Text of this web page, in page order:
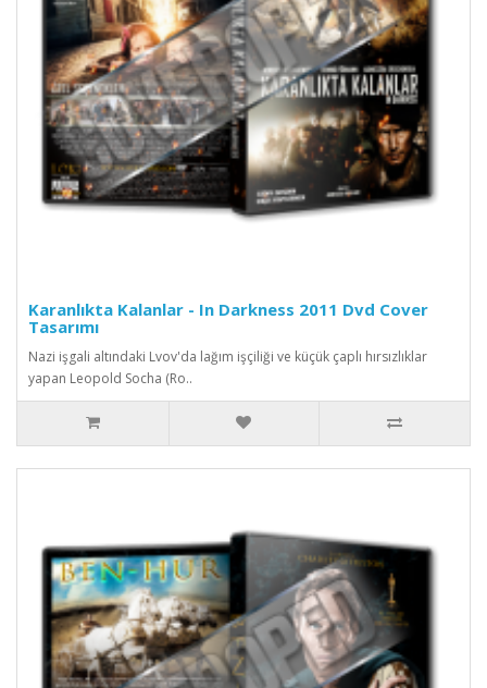
Karanlıkta Kalanlar - In Darkness 2011 Dvd Cover
Tasarımı
Nazi işgali altındaki Lvov'da lağım işçiliği ve küçük çaplı hırsızlıklar
yapan Leopold Socha (Ro..